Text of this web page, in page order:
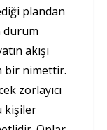
plandan
durum
akışı
bir nimettir.
zorlayıcı
kişiler